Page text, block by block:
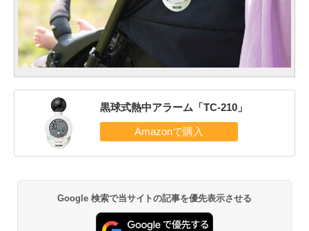
黒球式熱中アラーム「TC-210」
Google 検索で当サイトの記事を優先表示させる